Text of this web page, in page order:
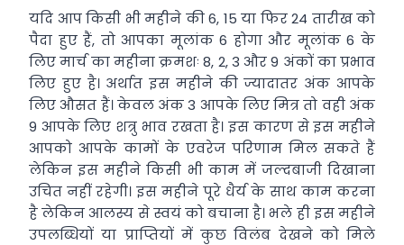
यदि आप किसी भी महीने की 6, 15 या फिर 24 तारीख को
पैदा हुए हैं, तो आपका मूलांक 6 होगा और मूलांक 6 के
लिए मार्च का महीना क्रमशः 8, 2, 3 और 9 अंकों का प्रभाव
लिए हुए है। अर्थात इस महीने की ज्यादातर अंक आपके
लिए औसत हैं। केवल अंक 3 आपके लिए मित्र तो वही अंक
9 आपके लिए शत्रु भाव रखता है। इस कारण से इस महीने
आपको आपके कामों के एवरेज परिणाम मिल सकते हैं
लेकिन इस महीने किसी भी काम में जल्दबाजी दिखाना
उचित नहीं रहेगी। इस महीने पूरे धैर्य के साथ काम करना
है लेकिन आलस्य से स्वयं को बचाना है। भले ही इस महीने
उपलब्धियों या प्राप्तियों में कुछ विलंब देखने को मिले